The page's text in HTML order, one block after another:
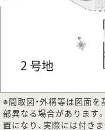
※間取図・外構等は図面
部異なる場合があります
置になり、実際には付き